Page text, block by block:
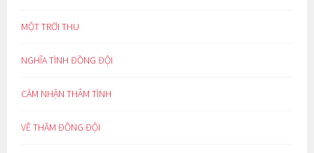
MỘT TRỜI THU
NGHĨA TÌNH ĐỒNG ĐỘI
CẢM NHẬN THÂM TÌNH
VỀ THĂM ĐỒNG ĐỘI